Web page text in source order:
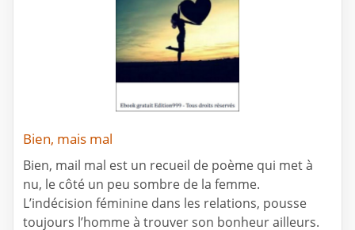
Bien, mais mal
Bien, mail mal est un recueil de poème qui met à
nu, le côté un peu sombre de la femme.
L’indécision féminine dans les relations, pousse
toujours l’homme à trouver son bonheur ailleurs.